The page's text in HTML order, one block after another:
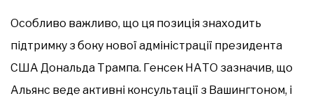
Особливо важливо, що ця позиція знаходить
підтримку з боку нової адміністрації президента
США Дональда Трампа. Генсек НАТО зазначив, що
Альянс веде активні консультації з Вашингтоном, і